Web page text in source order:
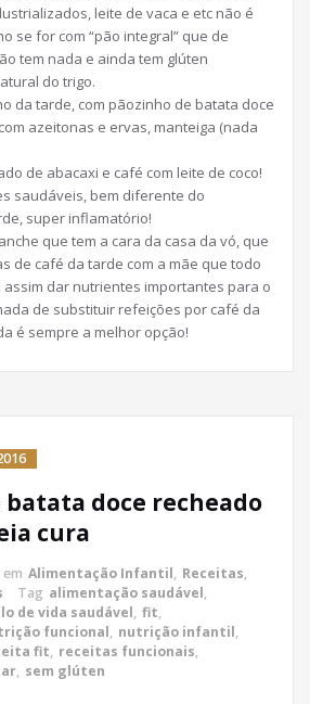
leite de vaca e etc não é
se for com “pão integral” que de
tem nada e ainda tem glúten
do trigo.
da tarde, com pãozinho de batata doce
azeitonas e ervas, manteiga (nada
de abacaxi e café com leite de coco!
saudáveis, bem diferente do
super inflamatório!
que tem a cara da casa da vó, que
de café da tarde com a mãe que todo
assim dar nutrientes importantes para o
de substituir refeições por café da
é sempre a melhor opção!
batata doce recheado
cura
em Alimentação Infantil, Receitas,
Tag alimentação saudável,
de vida saudável, fit,
funcional, nutrição infantil,
fit, receitas funcionais,
, sem glúten